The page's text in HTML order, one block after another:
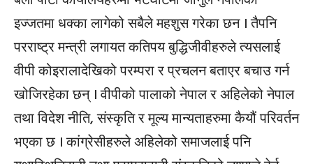
इज्जतमा धक्का लागेको सबैले महशुस गरेका छन । तैपनि
परराष्ट्र मन्त्री लगायत कतिपय बुद्धिजीवीहरुले त्यसलाई
वीपी कोइरालादेखिको परम्परा र प्रचलन बताएर बचाउ गर्न
खोजिरहेका छन् । वीपीको पालाको नेपाल र अहिलेको नेपाल
तथा विदेश नीति, संस्कृति र मूल्य मान्यताहरुमा कैयौं परिवर्तन
भएका छ । कांग्रेसीहरुले अहिलेको समाजलाई पनि